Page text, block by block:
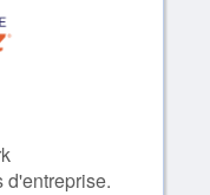
d'entreprise.